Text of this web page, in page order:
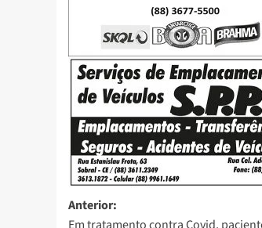
Anterior: